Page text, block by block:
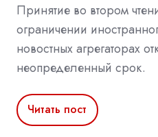
Принятие во втором
ограничении
новостных агрегаторах
неопределенный срок.
Читать пост